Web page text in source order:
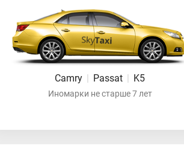
Camry | Passat | K5
Иномарки не старше 7 лет